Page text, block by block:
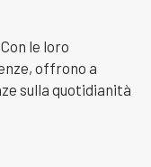
le loro
offrono a
sulla quotidianità